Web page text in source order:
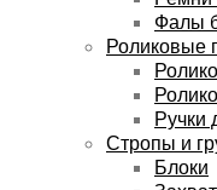
Фалы
Роликовые
Ручки
Стропы и
Блоки